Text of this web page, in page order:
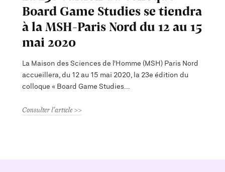
Board Game Studies se tiendra
à la MSH-Paris Nord du 12 au 15
mai 2020
La Maison des Sciences de l’Homme (MSH) Paris Nord
accueillera, du 12 au 15 mai 2020, la 23e édition du
colloque « Board Game Studies
Consulter l'article